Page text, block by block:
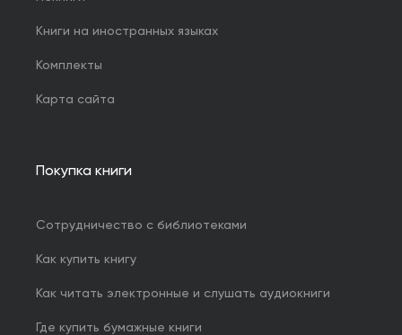
Книги на иностранных языках
Комплекты
Карта сайта
Покупка книги
Сотрудничество с библиотеками
Как купить книгу
Как читать электронные и слушать аудиокниги
Где купить бумажные книги